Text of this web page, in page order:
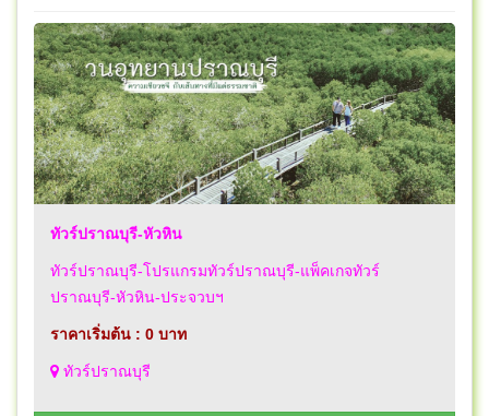
ทัวร์ปราณบุรี-หัวหิน
ทัวร์ปราณบุรี-โปรแกรมทัวร์ปราณบุรี-แพ็คเกจทัวร์
ปราณบุรี-หัวหิน-ประจวบฯ
ราคาเริ่มต้น : 0 บาท
ทัวร์ปราณบุรี